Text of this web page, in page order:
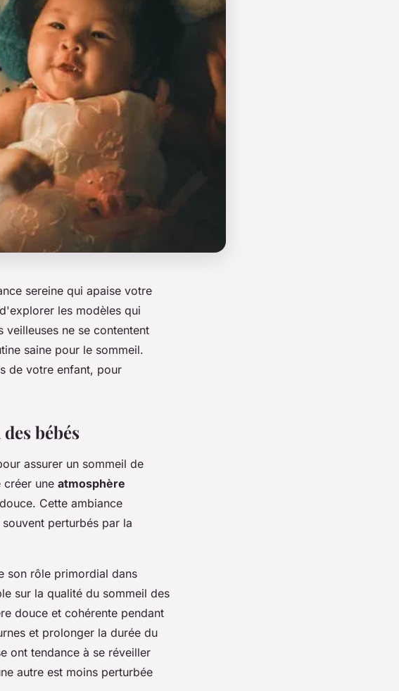
sereine qui apaise votre
les modèles qui
veilleuses ne se contentent
saine pour le sommeil.
de votre enfant, pour
bébés
assurer un sommeil de
créer une atmosphère
Cette ambiance
perturbés par la
son rôle primordial dans
sur la qualité du sommeil des
douce et cohérente pendant
et prolonger la durée du
ont tendance à se réveiller
autre est moins perturbée